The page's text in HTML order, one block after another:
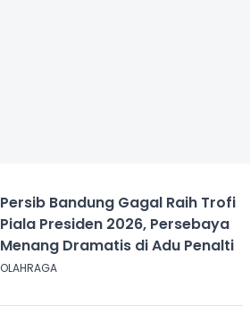
Persib Bandung Gagal Raih Trofi
Piala Presiden 2026, Persebaya
Menang Dramatis di Adu Penalti
OLAHRAGA